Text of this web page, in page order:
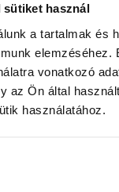
sütiket használ
a tartalmak és
vonatkozó
az Ön által
használatához.
kéne
is mi
része